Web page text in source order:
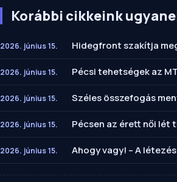
Korábbi cikkeink
2026. június 15. Hidegfront szakítja
2026. június 15. Pécsi tehetségek az
2026. június 15. Széles összefogás
2026. június 15. Pécsen az érett női lét
2026. június 15. Ahogy vagy! – A